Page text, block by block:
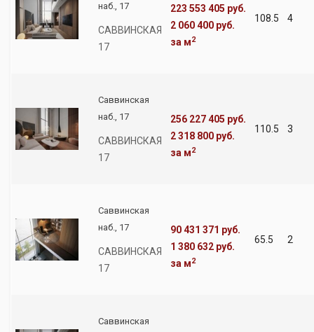
наб., 17
САВВИНСКАЯ
17
223 553 405 руб.
2 060 400 руб.
за м2
108.5 4
Саввинская
наб., 17
САВВИНСКАЯ
17
256 227 405 руб.
2 318 800 руб.
за м2
110.5 3
Саввинская
наб., 17
САВВИНСКАЯ
17
90 431 371 руб.
1 380 632 руб.
за м2
65.5 2
Саввинская